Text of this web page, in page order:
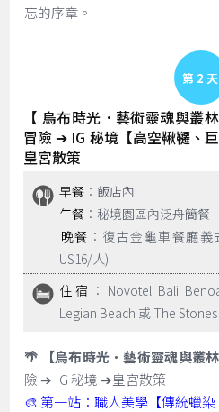
忘的序章。
Day 2
【 烏布時光．藝術靈魂與叢
冒險 ➔ IG 秘境【高空鞦韆、
皇宮散策
早餐 ：飯店內
午餐 ：秘境園區內泛舟簡餐
晚餐 ：復古金龜車餐廳
US16/人)
住宿 ：Novotel Bali
Legian Beach 或 The
🌴 【烏布時光．藝術靈魂與叢林
險 ➔ IG 秘境 ➔皇宮散策
🎨 第一站：職人美學【傳統蠟染